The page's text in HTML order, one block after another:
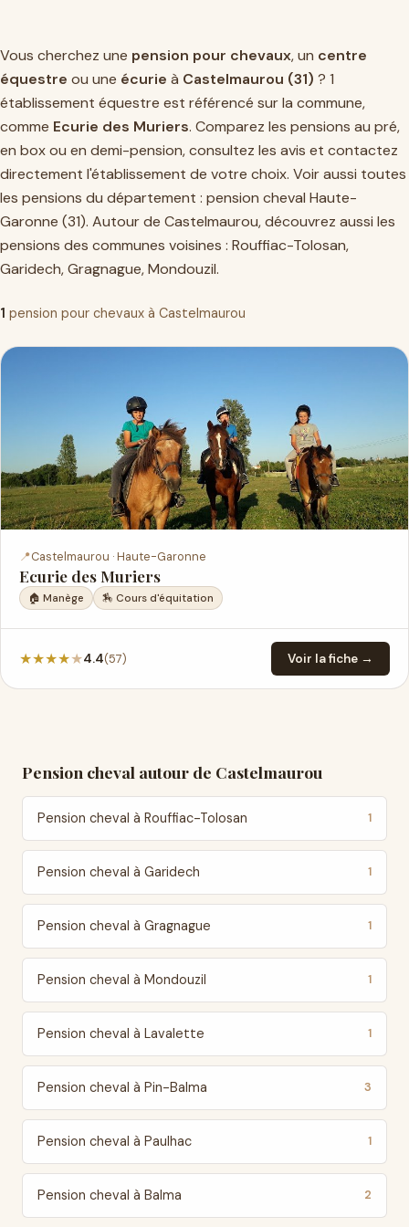
Vous cherchez une pension pour chevaux, un centre
équestre ou une écurie à Castelmaurou (31) ? 1
établissement équestre est référencé sur la commune,
comme Ecurie des Muriers. Comparez les pensions au pré,
en box ou en demi-pension, consultez les avis et contactez
directement l'établissement de votre choix. Voir aussi toutes
les pensions du département : pension cheval Haute-
Garonne (31). Autour de Castelmaurou, découvrez aussi les
pensions des communes voisines : Rouffiac-Tolosan,
Garidech,Gragnague,Mondouzil.
1 pension pour chevaux à Castelmaurou
📍Castelmaurou · Haute-Garonne
Ecurie des Muriers
🏠 Manège 🏇 Cours d'équitation
★★★★★4.4(57) Voir la fiche →
Pension cheval autour de Castelmaurou
Pension cheval à Rouffiac-Tolosan 1
Pension cheval à Garidech 1
Pension cheval à Gragnague 1
Pension cheval à Mondouzil 1
Pension cheval à Lavalette 1
Pension cheval à Pin-Balma 3
Pension cheval à Paulhac 1
Pension cheval à Balma 2